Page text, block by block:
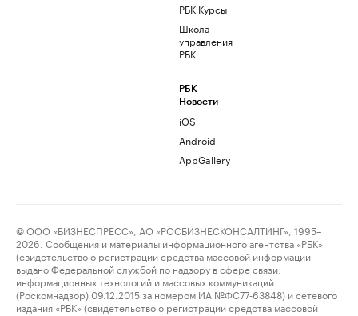
РБК Курсы
Школа
управления
РБК
РБК
Новости
iOS
Android
AppGallery
© ООО «БИЗНЕСПРЕСС», АО «РОСБИЗНЕСКОНСАЛТИНГ», 1995–
2026. Сообщения и материалы информационного агентства «РБК»
(свидетельство о регистрации средства массовой информации
выдано Федеральной службой по надзору в сфере связи,
информационных технологий и массовых коммуникаций
(Роскомнадзор) 09.12.2015 за номером ИА №ФС77-63848) и сетевого
издания «РБК» (свидетельство о регистрации средства массовой